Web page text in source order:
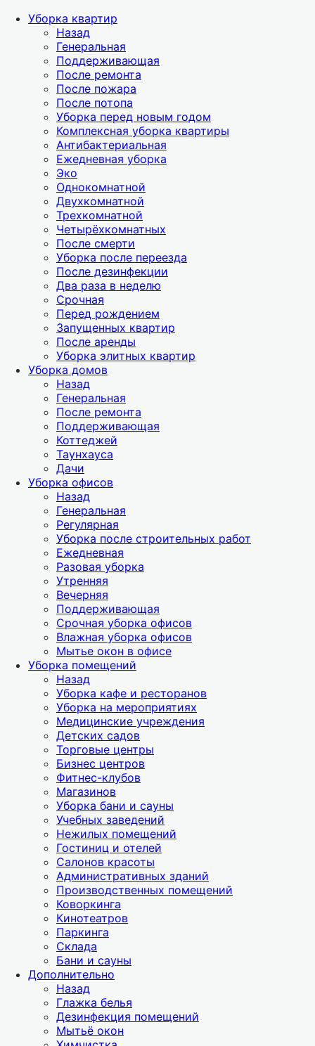
Уборка квартир
Назад
Генеральная
Поддерживающая
После ремонта
После пожара
После потопа
Уборка перед новым годом
Комплексная уборка квартиры
Антибактериальная
Ежедневная уборка
Эко
Однокомнатной
Двухкомнатной
Трехкомнатной
Четырёхкомнатных
После смерти
Уборка после переезда
После дезинфекции
Два раза в неделю
Срочная
Перед рождением
Запущенных квартир
После аренды
Уборка элитных квартир
Уборка домов
Назад
Генеральная
После ремонта
Поддерживающая
Коттеджей
Таунхауса
Дачи
Уборка офисов
Назад
Генеральная
Регулярная
Уборка после строительных работ
Ежедневная
Разовая уборка
Утренняя
Вечерняя
Поддерживающая
Срочная уборка офисов
Влажная уборка офисов
Мытье окон в офисе
Уборка помещений
Назад
Уборка кафе и ресторанов
Уборка на мероприятиях
Медицинские учреждения
Детских садов
Торговые центры
Бизнес центров
Фитнес-клубов
Магазинов
Уборка бани и сауны
Учебных заведений
Нежилых помещений
Гостиниц и отелей
Салонов красоты
Административных зданий
Производственных помещений
Коворкинга
Кинотеатров
Паркинга
Склада
Бани и сауны
Дополнительно
Назад
Глажка белья
Дезинфекция помещений
Мытьё окон